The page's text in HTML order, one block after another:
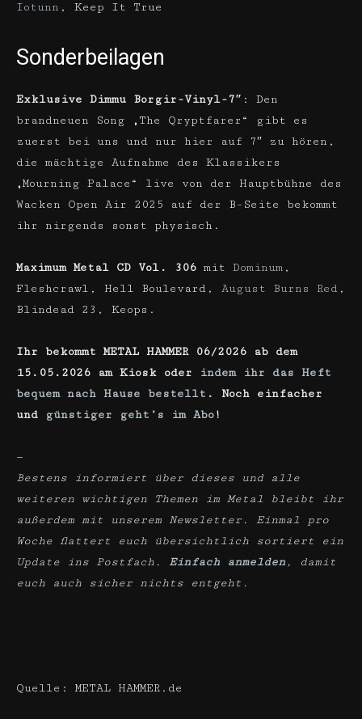
Iotunn , Keep It True
Sonderbeilagen
Exklusive Dimmu Borgir-Vinyl-7″ : Den
brandneuen Song „The Qryptfarer“ gibt es
zuerst bei uns und nur hier auf 7″ zu hören,
die mächtige Aufnahme des Klassikers
„Mourning Palace“ live von der Hauptbühne des
Wacken Open Air 2025 auf der B-Seite bekommt
ihr nirgends sonst physisch.
Maximum Metal CD Vol. 306 mit Dominum ,
Fleshcrawl, Hell Boulevard, August Burns Red ,
Blindead 23, Keops.
Ihr bekommt METAL HAMMER 06/2026 ab dem
15.05 .2026 am Kiosk oder
indem ihr das Heft
bequem nach Hause bestellt . Noch einfacher
und
günstiger geht’s im Abo!
—
Bestens informiert über dieses und alle
weiteren wichtigen Themen im Metal bleibt ihr
außerdem mit unserem Newsletter. Einmal pro
Woche flattert euch übersichtlich sortiert ein
Update ins Postfach.
Einfach anmelden , damit
euch auch sicher nichts entgeht.
Quelle: METAL HAMMER.de